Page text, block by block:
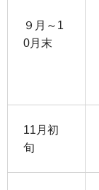
９月～1
0月末
11月初
旬